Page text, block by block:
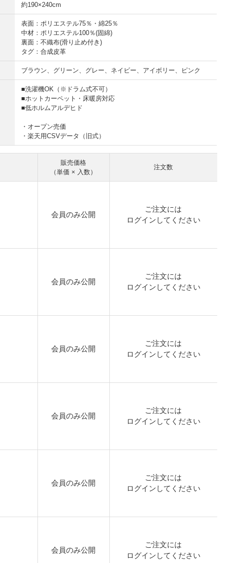
約190×240cm
表面：ポリエステル75％・綿25％
中材：ポリエステル100％(固綿)
裏面：不織布(滑り止め付き)
タグ：合成皮革
ブラウン、グリーン、グレー、ネイビー、アイボリー、ピンク
■洗濯機OK（※ドラム式不可）
■ホットカーペット・床暖房対応
■低ホルムアルデヒド
・オープン売価
・楽天用CSVデータ（旧式）
販売価格
（単価 × 入数）
注文数
会員のみ公開
ご注文には
ログイン してください
会員のみ公開
ご注文には
ログイン してください
会員のみ公開
ご注文には
ログイン してください
会員のみ公開
ご注文には
ログイン してください
会員のみ公開
ご注文には
ログイン してください
会員のみ公開
ご注文には
ログイン してください